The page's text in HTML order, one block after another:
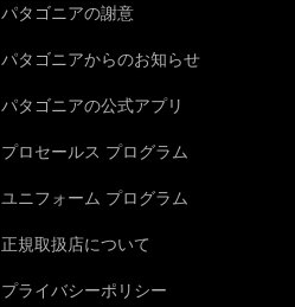
パタゴニアの謝意
パタゴニアからのお知らせ
パタゴニアの公式アプリ
プロセールス プログラム
ユニフォーム プログラム
正規取扱店について
プライバシーポリシー